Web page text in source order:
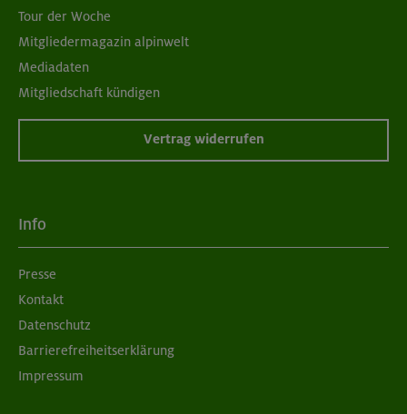
Tour der Woche
Mitgliedermagazin alpinwelt
Mediadaten
Mitgliedschaft kündigen
Vertrag widerrufen
Info
Presse
Kontakt
Datenschutz
Barrierefreiheitserklärung
Impressum